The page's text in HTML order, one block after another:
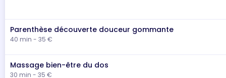
Parenthèse découverte douceur gommante
40 min - 35 €
Massage bien-être du dos
30 min - 35 €